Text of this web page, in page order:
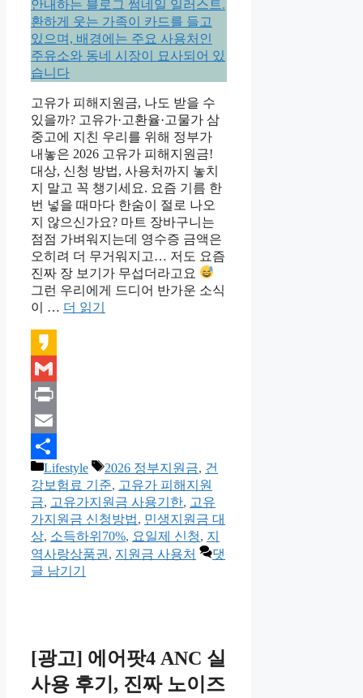
고유가 피해지원금, 나도 받을 수
있을까? 고유가·고환율·고물가 삼
중고에 지친 우리를 위해 정부가
내놓은 2026 고유가 피해지원금!
대상, 신청 방법, 사용처까지 놓치
지 말고 꼭 챙기세요. 요즘 기름 한
번 넣을 때마다 한숨이 절로 나오
지 않으신가요? 마트 장바구니는
점점 가벼워지는데 영수증 금액은
오히려 더 무거워지고… 저도 요즘
진짜 장 보기가 무섭더라고요
그런 우리에게 드디어 반가운 소식
이 … 더 읽기
Kakao
Gmail
Print
Email
Share
카
테
고
리
Lifestyle
태
그
2026 정부지원금, 건
강보험료 기준, 고유가 피해지원
금, 고유가지원금 사용기한, 고유
가지원금 신청방법, 민생지원금 대
상, 소득하위70%, 요일제 신청, 지
역사랑상품권 , 지원금 사용처
댓
글 남기기
[광고] 에어팟4 ANC 실
사용 후기, 진짜 노이즈